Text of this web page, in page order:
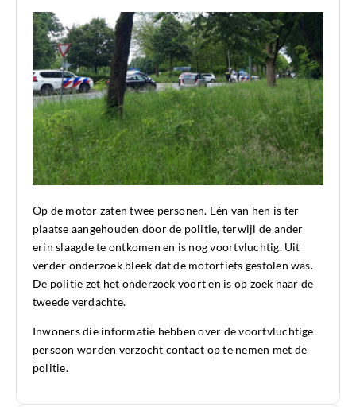
Op de motor zaten twee personen. Eén van hen is ter
plaatse aangehouden door de politie, terwijl de ander
erin slaagde te ontkomen en is nog voortvluchtig. Uit
verder onderzoek bleek dat de motorfiets gestolen was.
De politie zet het onderzoek voort en is op zoek naar de
tweede verdachte.
Inwoners die informatie hebben over de voortvluchtige
persoon worden verzocht contact op te nemen met de
politie.